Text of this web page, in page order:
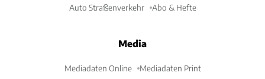
Auto Straßenverkehr Abo & Hefte
Media
Mediadaten Online Mediadaten Print